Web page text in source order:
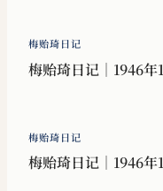
梅贻琦日记
梅贻琦日记｜1946年
梅贻琦日记
梅贻琦日记｜1946年